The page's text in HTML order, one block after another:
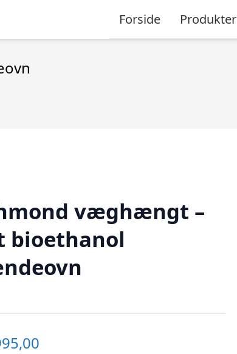
Forside Produkter
væghængt –
bioethanol